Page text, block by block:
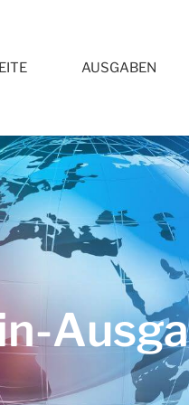
AUSGABEN